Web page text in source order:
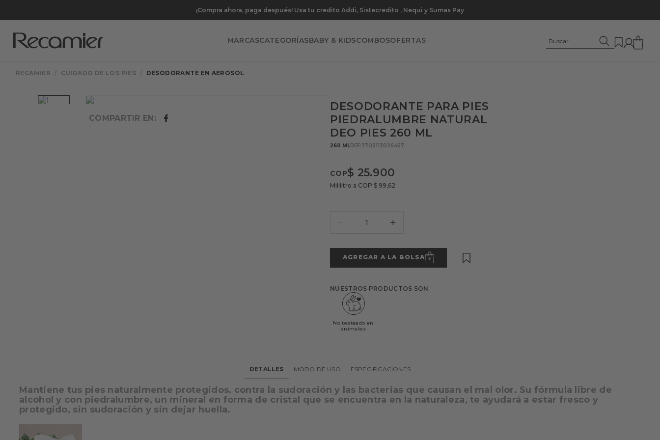
¡Compra ahora, paga después! Usa tu credito Addi, Sistecredito , Nequi y Sumas Pay
MARCASCATEGORÍASBABY & KIDSCOMBOSOFERTAS
CUIDADO DE LOS PIES DESODORANTE EN AEROSOL
COMPARTIR EN:
DESODORANTE PARA PIES
PIEDRALUMBRE NATURAL
DEO PIES 260 ML
260 MLREF:7702113026467
$ 25.900
Mililitro a COP $ 99,62
AGREGAR A LA BOLSA
NUESTROS PRODUCTOS SON
No testeado en
animales
DETALLES MODO DE USO ESPECIFICACIONES
Mantiene tus pies naturalmente protegidos, contra la sudoración y las bacterias que causan el mal olor. Su fórmula libre de
alcohol y con piedralumbre, un mineral en forma de cristal que se encuentra en la naturaleza, te ayudará a estar fresco y
protegido, sin sudoración y sin dejar huella.